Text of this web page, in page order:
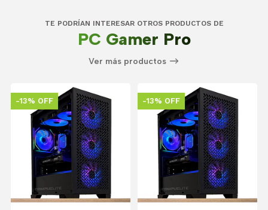
TE PODRÍAN INTERESAR OTROS PRODUCTOS DE
PC Gamer Pro
Ver más productos
-13% OFF -13% OFF